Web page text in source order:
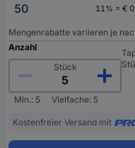
50
11% = €
Mengenrabatte variieren je
Anzahl
Stück
Min.: 5 Vielfache: 5
Kostenfreier Versand mit